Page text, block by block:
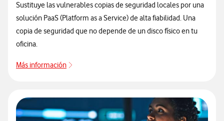
Sustituye las vulnerables copias de seguridad locales por una
solución PaaS (Platform as a Service) de alta fiabilidad. Una
copia de seguridad que no depende de un disco físico en tu
oficina.
Más información